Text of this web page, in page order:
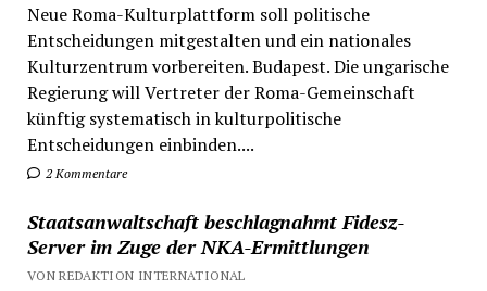
Neue Roma-Kulturplattform soll politische
Entscheidungen mitgestalten und ein nationales
Kulturzentrum vorbereiten. Budapest. Die ungarische
Regierung will Vertreter der Roma-Gemeinschaft
künftig systematisch in kulturpolitische
Entscheidungen einbinden....
2 Kommentare
Staatsanwaltschaft beschlagnahmt Fidesz-
Server im Zuge der NKA-Ermittlungen
VON REDAKTION INTERNATIONAL